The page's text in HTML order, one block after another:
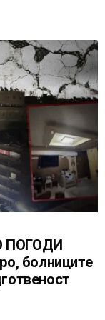
ПОГОДИ
болниците